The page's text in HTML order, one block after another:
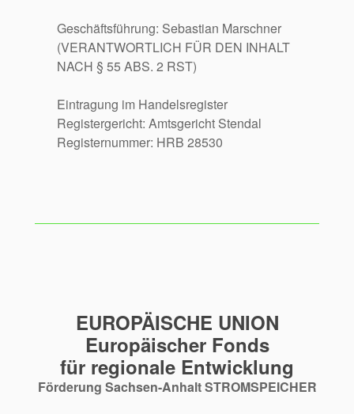
Geschäftsführung: Sebastian Marschner
(VERANTWORTLICH FÜR DEN INHALT
NACH § 55 ABS. 2 RST)
Eintragung im Handelsregister
Registergericht: Amtsgericht Stendal
Registernummer: HRB 28530
EUROPÄISCHE UNION
Europäischer Fonds
für regionale Entwicklung
Förderung Sachsen-Anhalt STROMSPEICHER